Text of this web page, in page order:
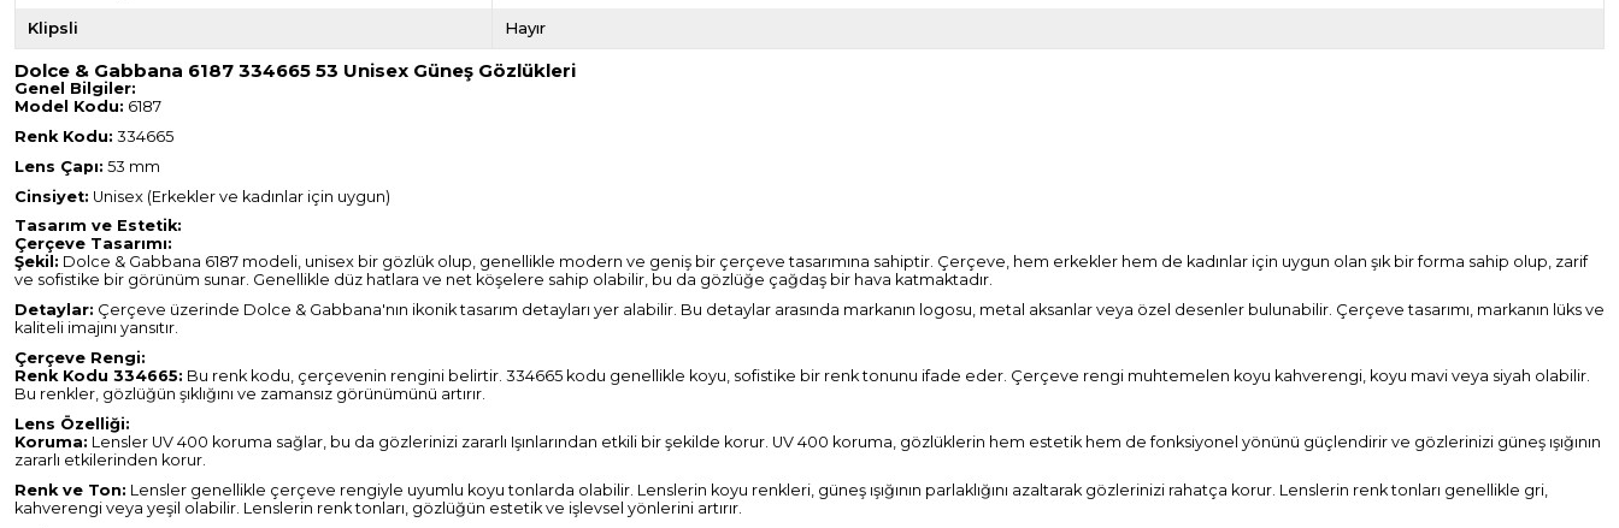
Klipsli Hayır
Dolce & Gabbana 6187 334665 53 Unisex Güneş Gözlükleri
Genel Bilgiler:
Model Kodu: 6187
Renk Kodu: 334665
Lens Çapı: 53 mm
Cinsiyet: Unisex (Erkekler ve kadınlar için uygun)
Tasarım ve Estetik:
Çerçeve Tasarımı:
Şekil: Dolce & Gabbana 6187 modeli, unisex bir gözlük olup, genellikle modern ve geniş bir çerçeve tasarımına sahiptir. Çerçeve, hem erkekler hem de kadınlar için uygun olan şık bir forma sahip olup, zarif
ve sofistike bir görünüm sunar. Genellikle düz hatlara ve net köşelere sahip olabilir, bu da gözlüğe çağdaş bir hava katmaktadır.
Detaylar: Çerçeve üzerinde Dolce & Gabbana'nın ikonik tasarım detayları yer alabilir. Bu detaylar arasında markanın logosu, metal aksanlar veya özel desenler bulunabilir. Çerçeve tasarımı, markanın lüks ve
kaliteli imajını yansıtır.
Çerçeve Rengi:
Renk Kodu 334665: Bu renk kodu, çerçevenin rengini belirtir. 334665 kodu genellikle koyu, sofistike bir renk tonunu ifade eder. Çerçeve rengi muhtemelen koyu kahverengi, koyu mavi veya siyah olabilir.
Bu renkler, gözlüğün şıklığını ve zamansız görünümünü artırır.
Lens Özelliği:
Koruma: Lensler UV 400 koruma sağlar, bu da gözlerinizi zararlı Işınlarından etkili bir şekilde korur. UV 400 koruma, gözlüklerin hem estetik hem de fonksiyonel yönünü güçlendirir ve gözlerinizi güneş ışığının
zararlı etkilerinden korur.
Renk ve Ton: Lensler genellikle çerçeve rengiyle uyumlu koyu tonlarda olabilir. Lenslerin koyu renkleri, güneş ışığının parlaklığını azaltarak gözlerinizi rahatça korur. Lenslerin renk tonları genellikle gri,
kahverengi veya yeşil olabilir. Lenslerin renk tonları, gözlüğün estetik ve işlevsel yönlerini artırır.